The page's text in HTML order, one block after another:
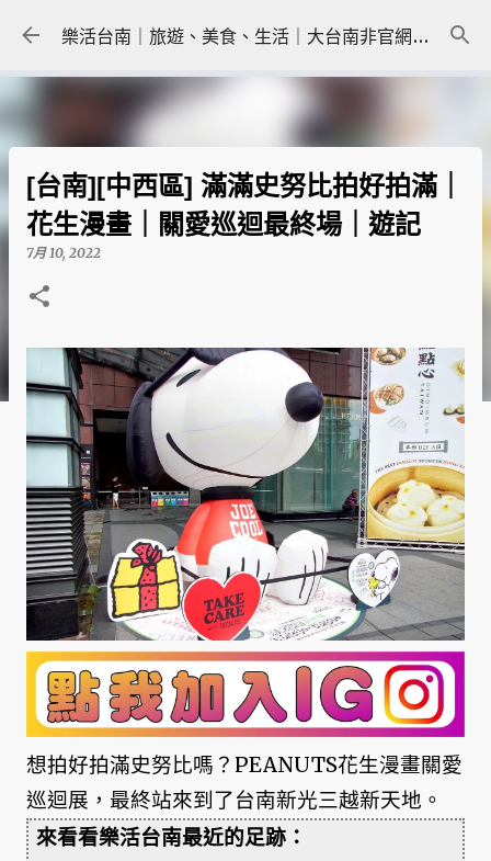
跳到主要內容 樂活台南｜旅遊、美食、生活｜大台南非官網｜tainanlohas.cc
[台南][中西區] 滿滿史努比拍好拍滿｜
花生漫畫｜關愛巡迴最終場｜遊記
7月 10, 2022
想拍好拍滿史努比嗎？PEANUTS花生漫畫關愛
巡迴展，最終站來到了台南新光三越新天地。
來看看樂活台南最近的足跡：